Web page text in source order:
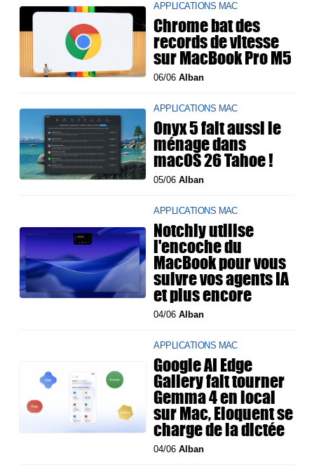
APPLICATIONS MAC
Chrome bat des
records de vitesse
sur MacBook Pro M5
06/06Alban
APPLICATIONS MAC
Onyx 5 fait aussi le
ménage dans
macOS 26 Tahoe !
05/06Alban
APPLICATIONS MAC
Notchly utilise
l'encoche du
MacBook pour vous
suivre vos agents IA
et plus encore
04/06Alban
APPLICATIONS MAC
Google AI Edge
Gallery fait tourner
Gemma 4 en local
sur Mac, Eloquent se
charge de la dictée
04/06Alban